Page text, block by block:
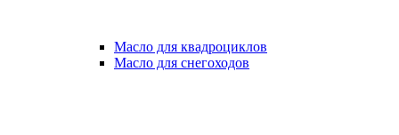
Масло для квадроциклов
Масло для снегоходов